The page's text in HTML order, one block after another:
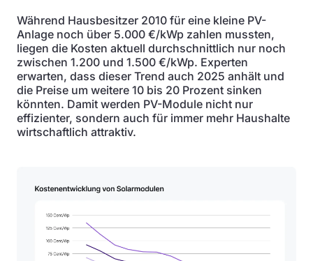
Während Hausbesitzer 2010 für eine kleine PV-
Anlage noch über 5.000 €/kWp zahlen mussten,
liegen die Kosten aktuell durchschnittlich nur noch
zwischen 1.200 und 1.500 €/kWp. Experten
erwarten, dass dieser Trend auch 2025 anhält und
die Preise um weitere 10 bis 20 Prozent sinken
könnten. Damit werden PV-Module nicht nur
effizienter, sondern auch für immer mehr Haushalte
wirtschaftlich attraktiv.